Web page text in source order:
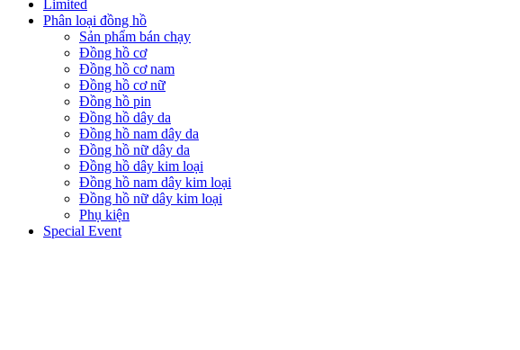
Limited
Phân loại đồng hồ
Sản phẩm bán chạy
Đồng hồ cơ
Đồng hồ cơ nam
Đồng hồ cơ nữ
Đồng hồ pin
Đồng hồ dây da
Đồng hồ nam dây da
Đồng hồ nữ dây da
Đồng hồ dây kim loại
Đồng hồ nam dây kim loại
Đồng hồ nữ dây kim loại
Phụ kiện
Special Event